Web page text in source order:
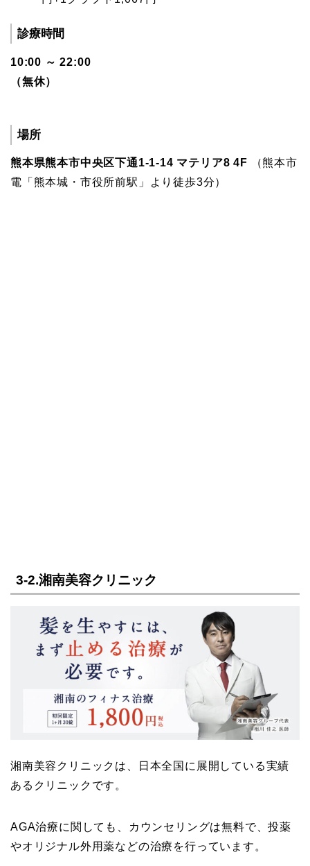
診療時間
10:00 ～ 22:00
（無休）
場所
熊本県熊本市中央区下通1-1-14 マテリア8 4F （熊本市
電「熊本城・市役所前駅」より徒歩3分）
3-2.湘南美容クリニック
湘南美容クリニックは、日本全国に展開している実績
あるクリニックです。
AGA治療に関しても、カウンセリングは無料で、投薬
やオリジナル外用薬などの治療を行っています。